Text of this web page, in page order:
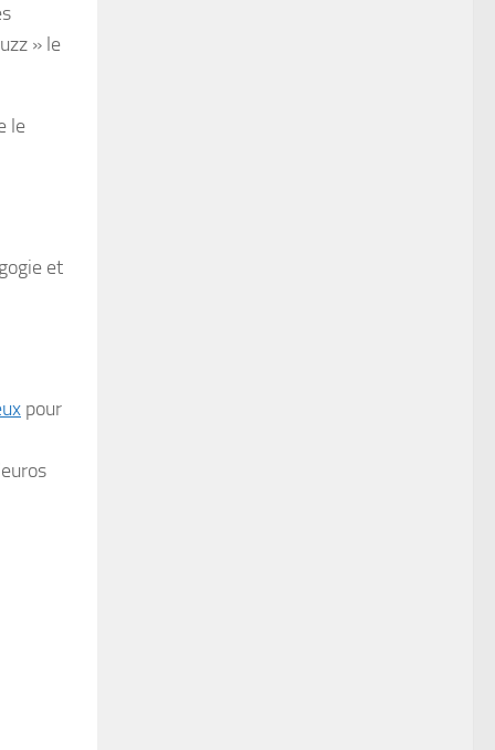
» le
le
et
pour